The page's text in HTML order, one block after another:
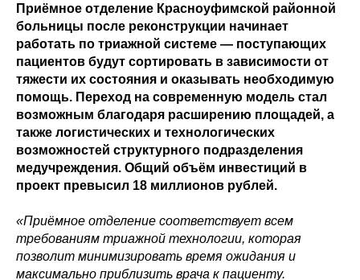
Приёмное отделение Красноуфимской районной
больницы после реконструкции начинает
работать по триажной системе — поступающих
пациентов будут сортировать в зависимости от
тяжести их состояния и оказывать необходимую
помощь. Переход на современную модель стал
возможным благодаря расширению площадей, а
также логистических и технологических
возможностей структурного подразделения
медучреждения. Общий объём инвестиций в
проект превысил 18 миллионов рублей.
«Приёмное отделение соответствует всем
требованиям триажной технологии, которая
позволит минимизировать время ожидания и
максимально приблизить врача к пациенту.